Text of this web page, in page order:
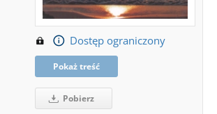
Dostęp ograniczony
Pokaż treść
Pobierz